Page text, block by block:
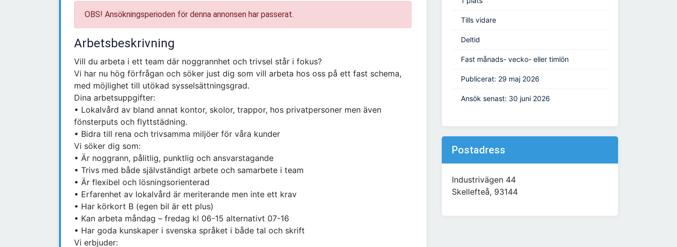
OBS! Ansökningsperioden för denna annonsen har passerat.
Arbetsbeskrivning
Vill du arbeta i ett team där noggrannhet och trivsel står i fokus?
Vi har nu hög förfrågan och söker just dig som vill arbeta hos oss på ett fast schema,
med möjlighet till utökad sysselsättningsgrad.
Dina arbetsuppgifter:
• Lokalvård av bland annat kontor, skolor, trappor, hos privatpersoner men även
fönsterputs och flyttstädning.
• Bidra till rena och trivsamma miljöer för våra kunder
Vi söker dig som:
• Är noggrann, pålitlig, punktlig och ansvarstagande
• Trivs med både självständigt arbete och samarbete i team
• Är flexibel och lösningsorienterad
• Erfarenhet av lokalvård är meriterande men inte ett krav
• Har körkort B (egen bil är ett plus)
• Kan arbeta måndag – fredag kl 06-15 alternativt 07-16
• Har goda kunskaper i svenska språket i både tal och skrift
Vi erbjuder:
Tills vidare
Deltid
Fast månads- vecko- eller timlön
Publicerat: 29 maj 2026
Ansök senast: 30 juni 2026
Postadress
Industrivägen 44
Skellefteå, 93144